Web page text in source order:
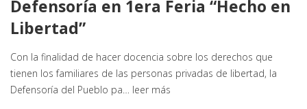
Defensoría en 1era Feria “Hecho en
Libertad”
Con la finalidad de hacer docencia sobre los derechos que
tienen los familiares de las personas privadas de libertad, la
Defensoría del Pueblo pa… leer más